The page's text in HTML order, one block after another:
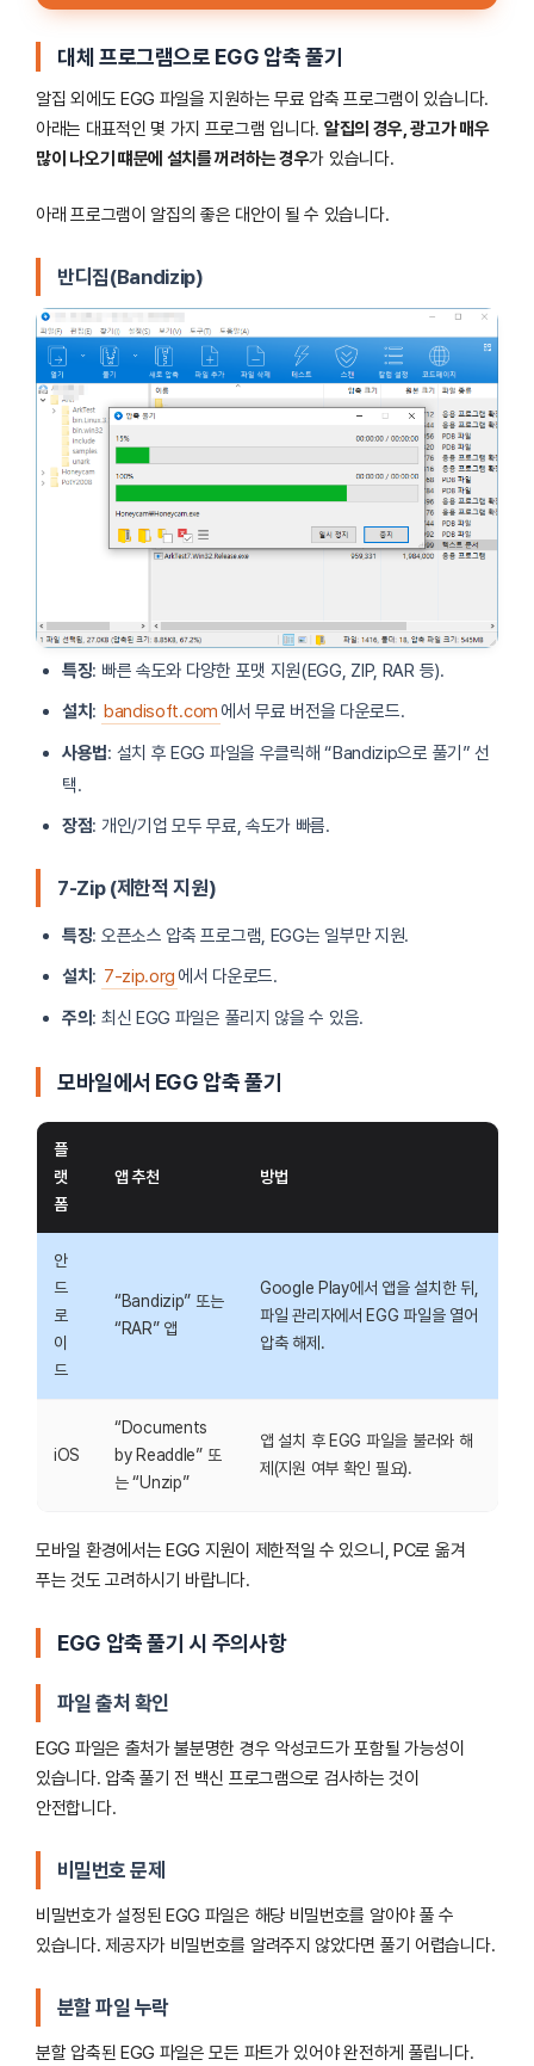
대체 프로그램으로 EGG 압축 풀기
알집 외에도 EGG 파일을 지원하는 무료 압축 프로그램이 있습니다.
아래는 대표적인 몇 가지 프로그램 입니다. 알집의 경우, 광고가 매우
많이 나오기 떄문에 설치를 꺼려하는 경우가 있습니다.
아래 프로그램이 알집의 좋은 대안이 될 수 있습니다.
반디집(Bandizip)
특징: 빠른 속도와 다양한 포맷 지원(EGG, ZIP, RAR 등).
설치 : bandisoft.com 에서 무료 버전을 다운로드.
사용법: 설치 후 EGG 파일을 우클릭해 “Bandizip으로 풀기” 선
택.
장점: 개인/기업 모두 무료, 속도가 빠름.
7-Zip (제한적 지원)
특징: 오픈소스 압축 프로그램, EGG는 일부만 지원.
설치 : 7-zip.org 에서 다운로드.
주의 : 최신 EGG 파일은 풀리지 않을 수 있음.
모바일에서 EGG 압축 풀기
플
랫
폼
앱 추천 방법
안
드
로
이
드
“Bandizip” 또는
“RAR” 앱
Google Play에서 앱을 설치한 뒤,
파일 관리자에서 EGG 파일을 열어
압축 해제.
iOS
“Documents
by Readdle” 또
는 “Unzip”
앱 설치 후 EGG 파일을 불러와 해
제(지원 여부 확인 필요).
모바일 환경에서는 EGG 지원이 제한적일 수 있으니, PC로 옮겨
푸는 것도 고려하시기 바랍니다.
EGG 압축 풀기 시 주의사항
파일 출처 확인
EGG 파일은 출처가 불분명한 경우 악성코드가 포함될 가능성이
있습니다. 압축 풀기 전 백신 프로그램으로 검사하는 것이
안전합니다.
비밀번호 문제
비밀번호가 설정된 EGG 파일은 해당 비밀번호를 알아야 풀 수
있습니다. 제공자가 비밀번호를 알려주지 않았다면 풀기 어렵습니다.
분할 파일 누락
분할 압축된 EGG 파일은 모든 파트가 있어야 완전하게 풀립니다.